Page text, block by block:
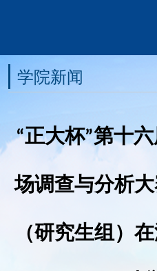
学院新闻
“正大杯”第十
场调查与分析
（研究生组）